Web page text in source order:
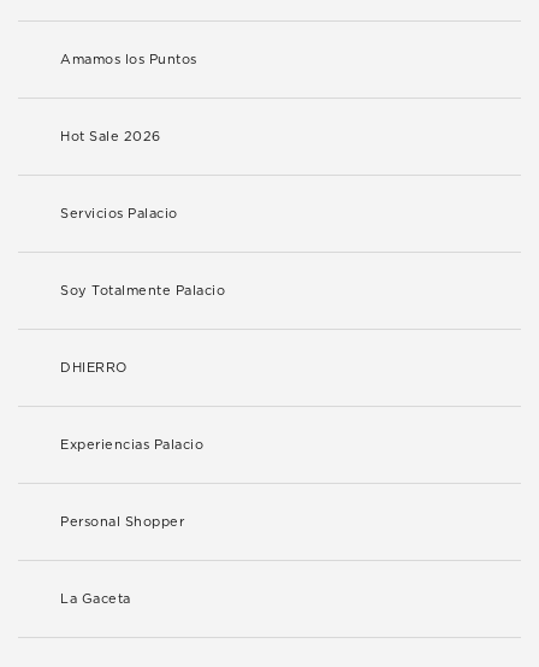
Amamos los Puntos
Hot Sale 2026
Servicios Palacio
Soy Totalmente Palacio
DHIERRO
Experiencias Palacio
Personal Shopper
La Gaceta